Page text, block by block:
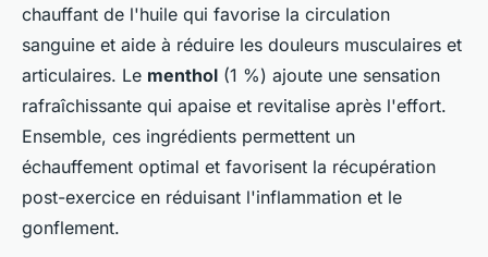
chauffant de l'huile qui favorise la circulation
sanguine et aide à réduire les douleurs musculaires et
articulaires. Le menthol (1 %) ajoute une sensation
rafraîchissante qui apaise et revitalise après l'effort.
Ensemble, ces ingrédients permettent un
échauffement optimal et favorisent la récupération
post-exercice en réduisant l'inflammation et le
gonflement.